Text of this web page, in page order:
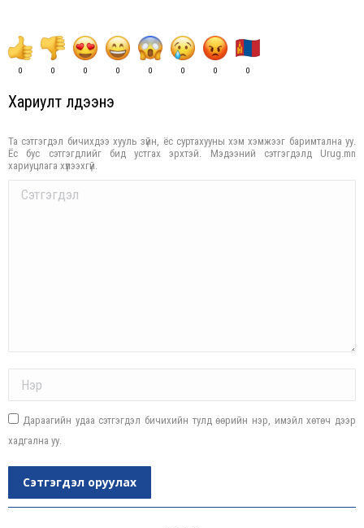
0 0 0 0 0 0 0 0
Хариулт үлдээнэ үү
Та сэтгэгдэл бичихдээ хууль зүйн, ёс суртахууны хэм хэмжээг баримтална уу.
Ёс бус сэтгэгдлийг бид устгах эрхтэй. Мэдээний сэтгэгдэлд Urug.mn
хариуцлага хүлээхгүй.
Comment
Дараагийн удаа сэтгэгдэл бичихийн тулд өөрийн нэр, имэйл хөтөч дээр
хадгална уу.
Сэтгэгдэл оруулах